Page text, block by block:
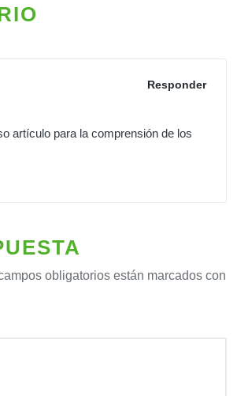
Responder
artículo para la comprensión de los
obligatorios están marcados con